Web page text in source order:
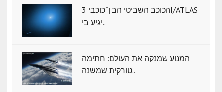
הכוכב השביטי הבין־כוכבי 3I/ATLAS
יגיע בי..
המנוע שמנקה את העולם: חתימה
טורקית שמשנה..